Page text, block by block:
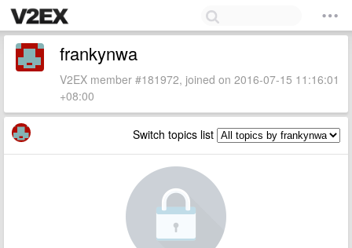
frankynwa
V2EX member #181972, joined on 2016-07-15 11:16:01
+08:00
Switch topics list